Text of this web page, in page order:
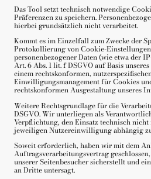
Das Tool setzt technisch notwendige
Präferenzen zu speichern.
hierbei grundsätzlich nicht verarbeitet.
Kommt es im Einzelfall zum Zwecke der
Protokollierung von Cookie-
personenbezogener Daten (wie etwa der
Art. 6 Abs. 1 lit. f DSGVO auf Basis
einem rechtskonformen,
Einwilligungsmanagement für Cookies
rechtskonformen Ausgestaltung unseres
Weitere Rechtsgrundlage für die
DSGVO. Wir unterliegen als
Verpflichtung, den Einsatz technisch
jeweiligen Nutzereinwilligung abhängig
Soweit erforderlich, haben wir mit dem
Auftragsverarbeitungsvertrag
unserer Seitenbesucher sicherstellt und
an Dritte untersagt.